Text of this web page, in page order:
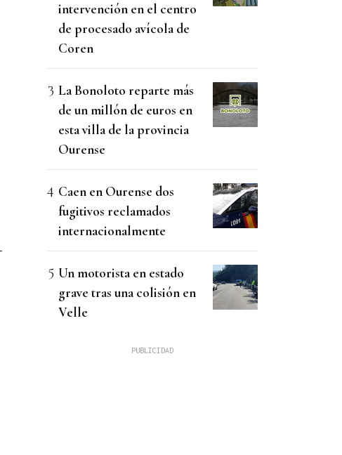
intervención en el centro
de procesado avícola de
Coren
La Bonoloto reparte más
de un millón de euros en
esta villa de la provincia
Ourense
Caen en Ourense dos
fugitivos reclamados
internacionalmente
Un motorista en estado
grave tras una colisión en
Velle